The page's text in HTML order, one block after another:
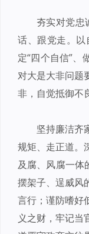
夯实对党忠
话、跟党走。以
定“四个自信”、
对大是大非问题
非，自觉抵御不
坚持廉洁齐
规矩、走正道。
及腐、风腐一体
摆架子、逞威风
言行；谨防嗜好
义之财，牢记